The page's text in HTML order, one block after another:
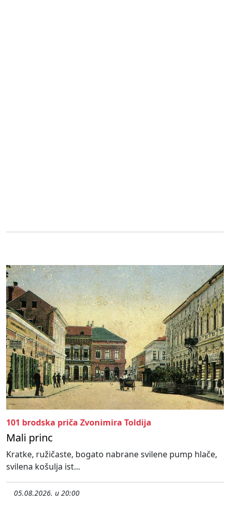
101 brodska priča Zvonimira Toldija
Mali princ
Kratke, ružičaste, bogato nabrane svilene pump hlače,
svilena košulja ist...
05.08.2026. u 20:00